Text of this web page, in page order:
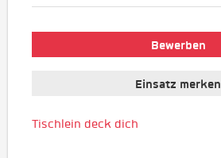
Bewerben
Einsatz merken
Tischlein deck dich